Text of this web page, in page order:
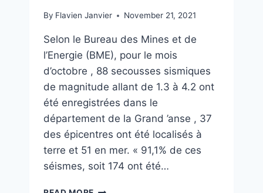
By Flavien Janvier November 21, 2021
Selon le Bureau des Mines et de
l’Energie (BME), pour le mois
d’octobre , 88 secousses sismiques
de magnitude allant de 1.3 à 4.2 ont
été enregistrées dans le
département de la Grand ’anse , 37
des épicentres ont été localisés à
terre et 51 en mer. « 91,1% de ces
séismes, soit 174 ont été…